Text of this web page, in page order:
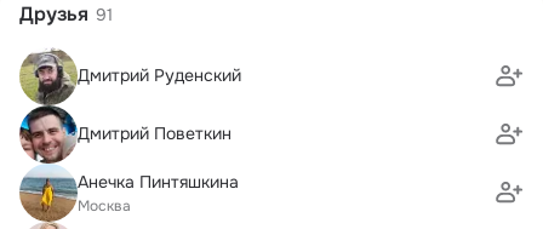
Друзья 91
Дмитрий Руденский
Дмитрий Поветкин
Анечка Пинтяшкина
Москва